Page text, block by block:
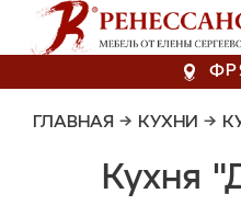
ГЛАВНАЯ → КУХНИ →
Кухня